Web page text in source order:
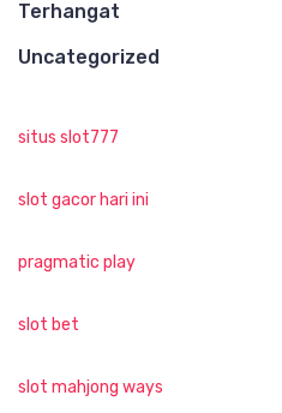
Terhangat
Uncategorized
situs slot777
slot gacor hari ini
pragmatic play
slot bet
slot mahjong ways